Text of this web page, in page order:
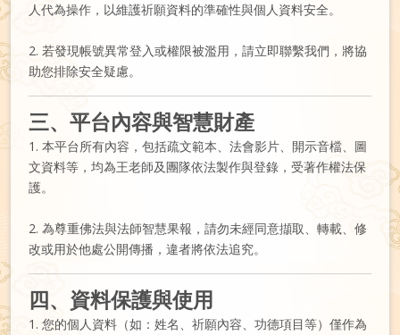
人代為操作，以維護祈願資料的準確性與個人資料安全。
2. 若發現帳號異常登入或權限被濫用，請立即聯繫我們，將協
助您排除安全疑慮。
三、平台內容與智慧財產
1. 本平台所有內容，包括疏文範本、法會影片、開示音檔、圖
文資料等，均為王老師及團隊依法製作與登錄，受著作權法保
護。
2. 為尊重佛法與法師智慧果報，請勿未經同意擷取、轉載、修
改或用於他處公開傳播，違者將依法追究。
四、資料保護與使用
1. 您的個人資料（如：姓名、祈願內容、功德項目等）僅作為